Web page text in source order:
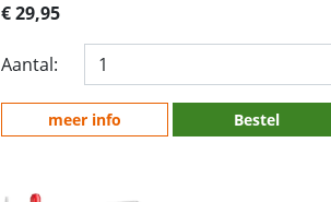
€ 29,95
Aantal:
meer info Bestel